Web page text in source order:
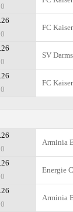
FC
SV
FC
Arminia
Energie
Arminia